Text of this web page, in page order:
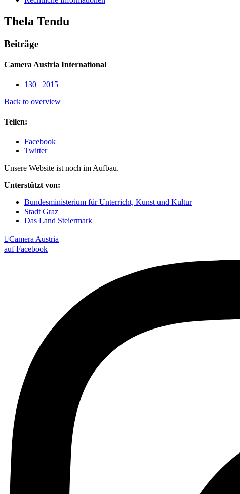
Thela Tendu
Beiträge
Camera Austria International
130 | 2015
Back to overview
Teilen:
Facebook
Twitter
Unsere Website ist noch im Aufbau.
Unterstützt von:
Bundesministerium für Unterricht, Kunst und Kultur
Stadt Graz
Das Land Steiermark
Camera Austria
auf Facebook